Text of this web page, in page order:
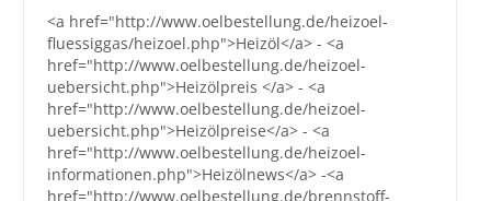
Hilfe und Kontakt
Shop
<a href="http://www.oelbestellung.de/heizoel-
fluessiggas/heizoel.php">Heizöl</a> - <a
href="http://www.oelbestellung.de/heizoel-
uebersicht.php">Heizölpreis </a> - <a
href="http://www.oelbestellung.de/heizoel-
uebersicht.php">Heizölpreise</a> - <a
href="http://www.oelbestellung.de/heizoel-
informationen.php">Heizölnews</a> -<a
href="http://www.oelbestellung.de/brennstoff-